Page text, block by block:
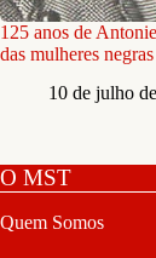
125 anos de
das mulheres
10 de julho
O MST
Quem Somos